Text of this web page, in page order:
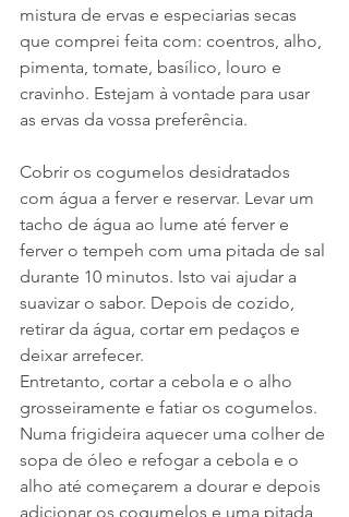
mistura de ervas e especiarias secas
que comprei feita com: coentros, alho,
pimenta, tomate, basílico, louro e
cravinho. Estejam à vontade para usar
as ervas da vossa preferência.
Cobrir os cogumelos desidratados
com água a ferver e reservar. Levar um
tacho de água ao lume até ferver e
ferver o tempeh com uma pitada de sal
durante 10 minutos. Isto vai ajudar a
suavizar o sabor. Depois de cozido,
retirar da água, cortar em pedaços e
deixar arrefecer.
Entretanto, cortar a cebola e o alho
grosseiramente e fatiar os cogumelos.
Numa frigideira aquecer uma colher de
sopa de óleo e refogar a cebola e o
alho até começarem a dourar e depois
adicionar os cogumelos e uma pitada